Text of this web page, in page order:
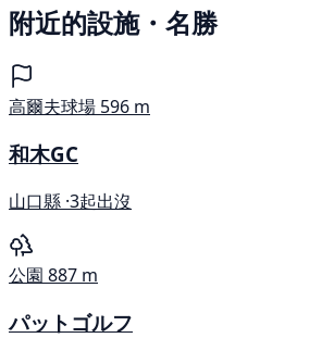
附近的設施・名勝
高爾夫球場 596 m
和木GC
山口縣 ·3起出沒
公園 887 m
パットゴルフ